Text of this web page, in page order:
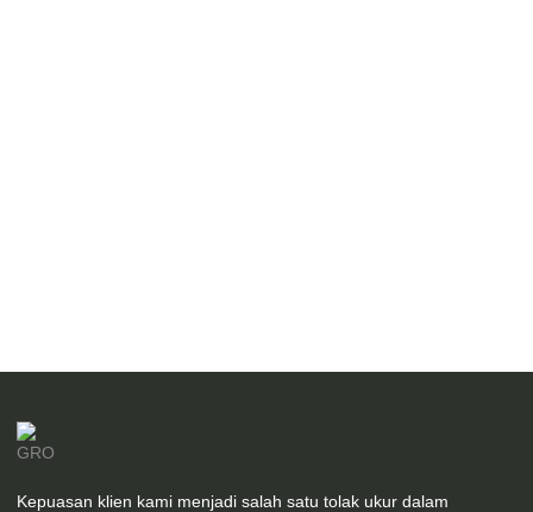
Kepuasan klien kami menjadi salah satu tolak ukur dalam